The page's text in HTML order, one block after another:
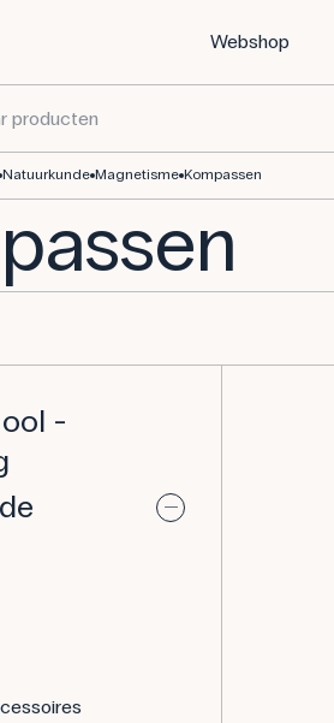
Webshop
Natuurkunde Magnetisme Kompassen
-